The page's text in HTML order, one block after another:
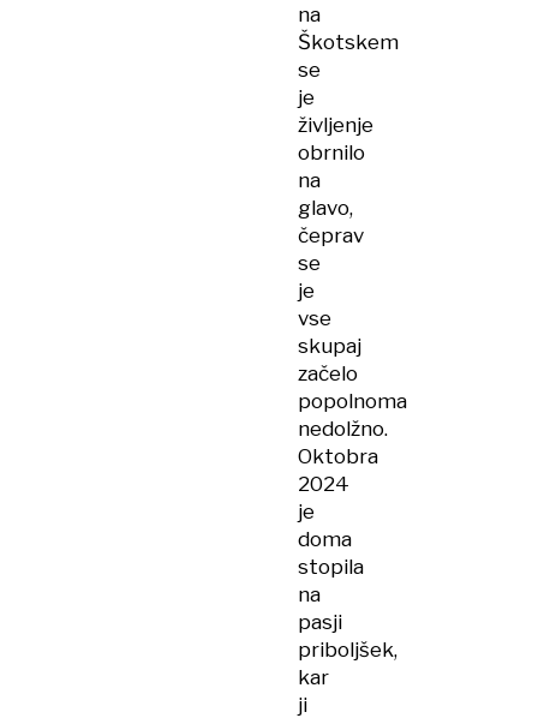
na
Škotskem
se
je
življenje
obrnilo
na
glavo,
čeprav
se
je
vse
skupaj
začelo
popolnoma
nedolžno.
Oktobra
2024
je
doma
stopila
na
pasji
priboljšek,
kar
ji